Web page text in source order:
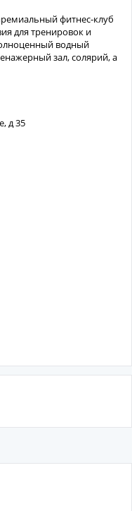
фитнес-клуб
для тренировок и
водный
зал, солярий, а
д 35